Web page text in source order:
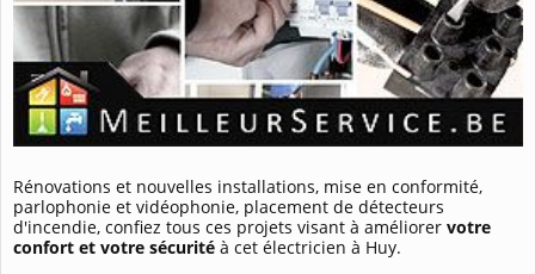
Rénovations et nouvelles installations, mise en conformité,
parlophonie et vidéophonie, placement de détecteurs
d'incendie, confiez tous ces projets visant à améliorer votre
confort et votre sécurité à cet électricien à Huy.